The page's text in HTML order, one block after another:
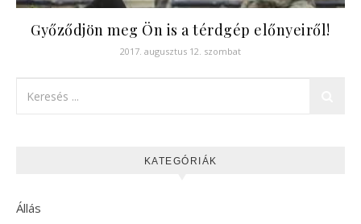
Győződjön meg Ön is a térdgép előnyeiről!
2017. augusztus 12. szombat
KATEGÓRIÁK
Állás